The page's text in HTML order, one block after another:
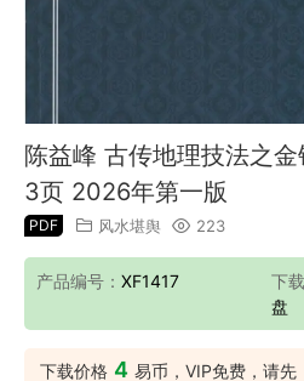
陈益峰 古传地理技法之
3页 2026年第一版
PDF 风水堪舆 223
产品编号： XF1417 下
盘
下载价格 4 易币，VIP免费，请先